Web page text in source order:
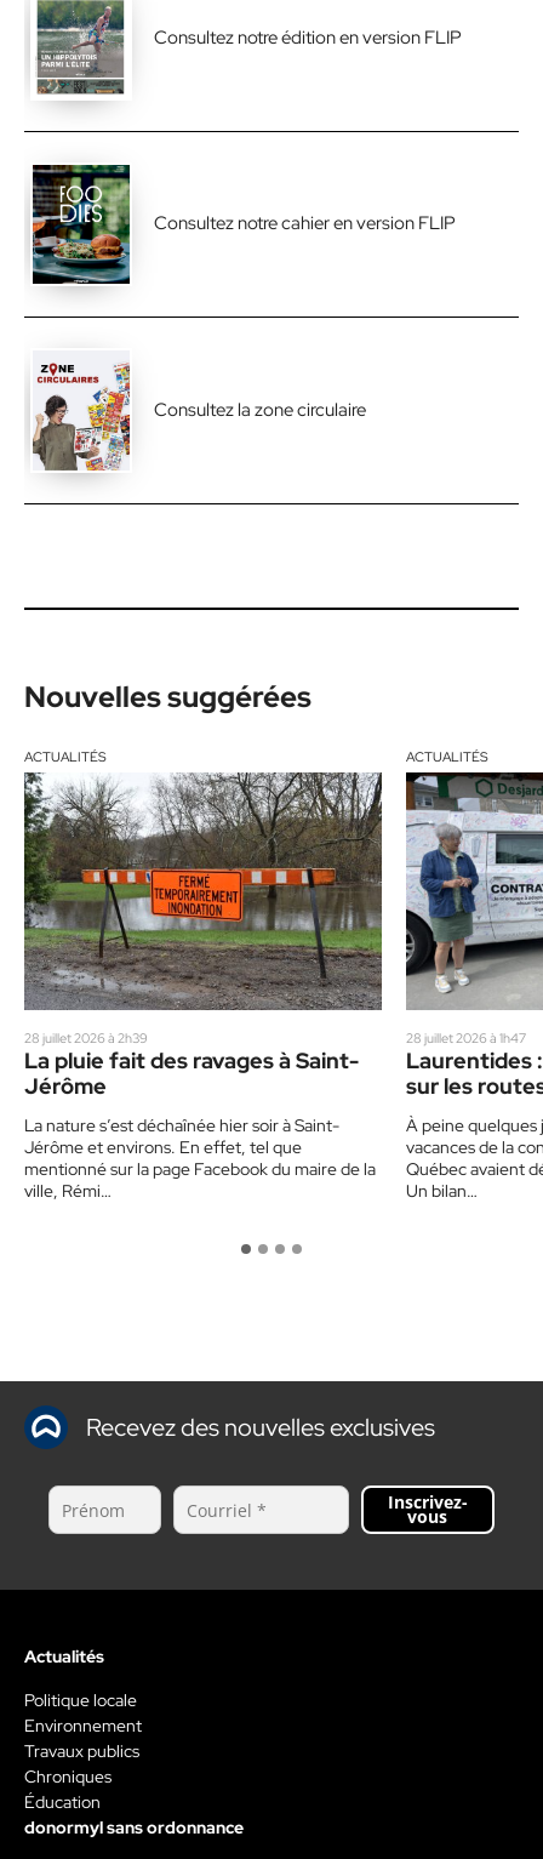
Consultez notre édition en version FLIP
Consultez notre cahier en version FLIP
Consultez la zone circulaire
Nouvelles suggérées
ACTUALITÉS
28 juillet 2026 à 2h39
La pluie fait des ravages à Saint-
Jérôme
La nature s’est déchaînée hier soir à Saint-
Jérôme et environs. En effet, tel que
mentionné sur la page Facebook du maire de la
ville, Rémi…
ACTUALITÉS
28 juillet 2026 à 1h47
Laurentides
sur les
un corbillard
sensibiliser
À peine quelques
vacances de la
Québec avaient
Un bilan…
Recevez des nouvelles exclusives
Inscrivez-
vous
Actualités
Politique locale
Environnement
Travaux publics
Chroniques
Éducation
donormyl sans ordonnance